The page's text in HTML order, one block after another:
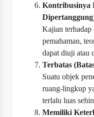
Kontribusinya
Kajian terhadap
pemahaman,
dapat diuji atau
Terbatas
Suatu objek
ruang-lingkup
terlalu luas
Memiliki